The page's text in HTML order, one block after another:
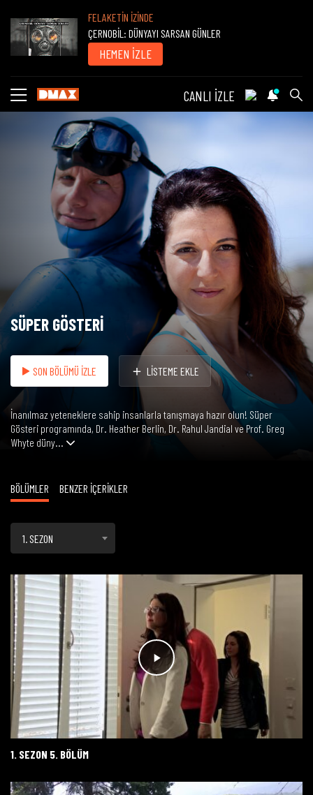
FELAKETİN İZİNDE
ÇERNOBİL: DÜNYAYI SARSAN GÜNLER
HEMEN İZLE
CANLI İZLE
SÜPER GÖSTERİ
SON BÖLÜMÜ İZLE LİSTEME EKLE
İnanılmaz yeteneklere sahip insanlarla tanışmaya hazır olun! Süper
Gösteri programında, Dr. Heather Berlin, Dr. Rahul Jandial ve Prof. Greg
Whyte düny...
BÖLÜMLER BENZER İÇERİKLER
1. SEZON
1. SEZON 5. BÖLÜM